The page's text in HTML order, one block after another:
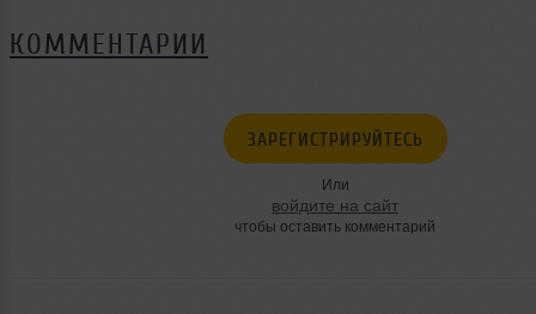
КОММЕНТАРИИ
ЗАРЕГИСТРИРУЙТЕСЬ
Или
войдите на сайт
чтобы оставить комментарий